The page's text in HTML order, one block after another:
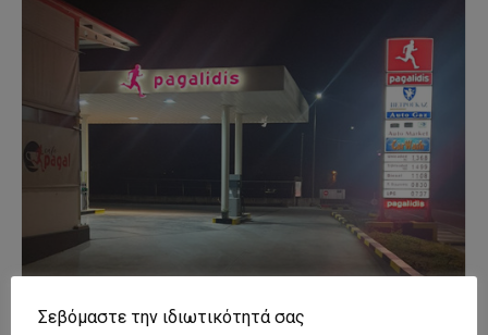
Σεβόμαστε την ιδιωτικότητά σας